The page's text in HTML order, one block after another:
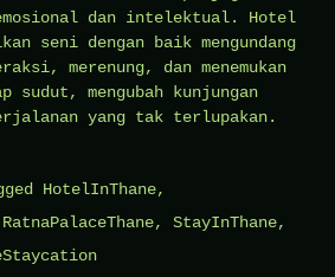
emosional dan intelektual. Hotel
seni dengan baik mengundang
merenung, dan menemukan
sudut, mengubah kunjungan
yang tak terlupakan.
HotelInThane,
RatnaPalaceThane, StayInThane,